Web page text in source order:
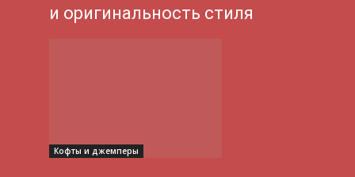
и оригинальность стиля
Кофты и джемперы